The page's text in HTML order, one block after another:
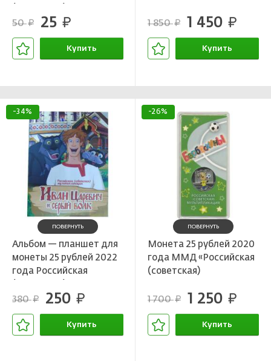
мультипликация — Дед
50руб. 25 руб.
Купить
Мороз и лето
1 850руб. 1 450 руб.
Купить
-34%
ПОВЕРНУТЬ
Альбом — планшет для
монеты 25 рублей 2022
года Российская
мультипликация —
волк
380руб. 250 руб.
Купить
-26%
ПОВЕРНУТЬ
Монета 25 рублей 2020
года ММД «Российская
(советская)
Барбоскины» (цветная)
1 700руб. 1 250 руб.
Купить